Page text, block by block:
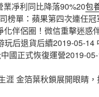
業凈利同比降落90%20包
榜單：蘋果第四次連任
化伴侶圈！微信重擊迷惑
玩后退貨后續2019-05-
國正式恢復運營2019-
涯 金箔葉秋鎖展開眼睛